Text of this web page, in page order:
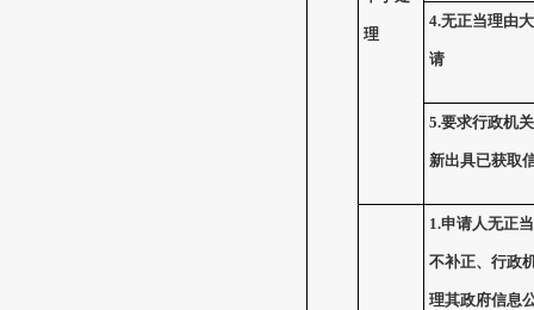
理
4.无正当理由
请
5.要求行政机
新出具已获取
1.申请人无正
不补正、行政
理其政府信息